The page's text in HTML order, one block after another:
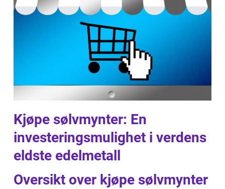
Kjøpe sølvmynter: En
investeringsmulighet i verdens
eldste edelmetall
Oversikt over kjøpe sølvmynter